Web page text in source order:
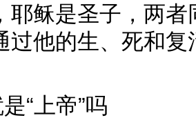
耶稣是圣子，两
过他的生、死和
“上帝”吗